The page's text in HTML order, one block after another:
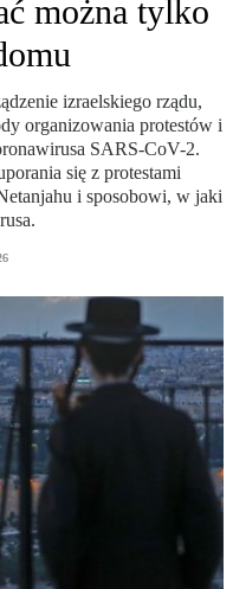
można tylko
izraelskiego rządu,
organizowania protestów i
SARS-CoV-2.
się z protestami
i sposobowi, w jaki